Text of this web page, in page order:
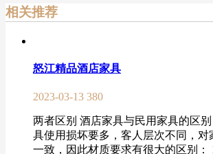
相关推荐
怒江精品酒店家具
2023-03-13 380
两者区别 酒店家具与民用家具的区
具使用损坏要多，客人层次不同，对
一致，因此材质要求有很大的区别：